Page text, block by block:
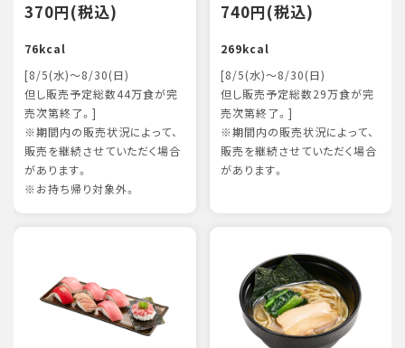
370円(税込)
76kcal
[8/5(水)～8/30(日)
但し販売予定総数44万食が完
売次第終了。]
※期間内の販売状況によって、
販売を継続させていただく場合
があります。
※お持ち帰り対象外。
740円(税込)
269kcal
[8/5(水)～8/30(日)
但し販売予定総数29万食が完
売次第終了。]
※期間内の販売状況によって、
販売を継続させていただく場合
があります。